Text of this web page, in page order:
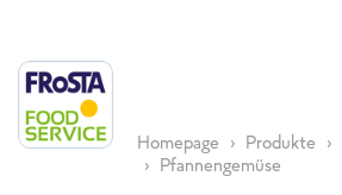
Homepage Produkte
Pfannengemüse